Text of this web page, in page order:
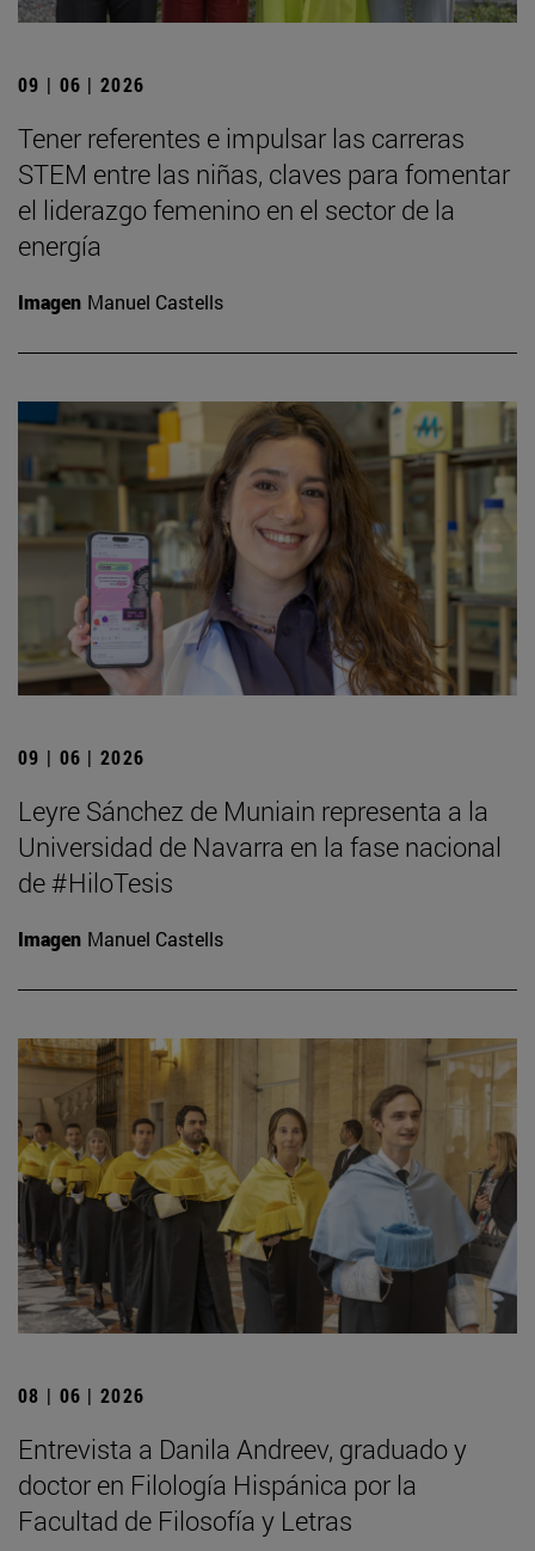
09 | 06 | 2026
Tener referentes e impulsar las carreras
STEM entre las niñas, claves para fomentar
el liderazgo femenino en el sector de la
energía
Imagen Manuel Castells
09 | 06 | 2026
Leyre Sánchez de Muniain representa a la
Universidad de Navarra en la fase nacional
de #HiloTesis
Imagen Manuel Castells
08 | 06 | 2026
Entrevista a Danila Andreev, graduado y
doctor en Filología Hispánica por la
Facultad de Filosofía y Letras